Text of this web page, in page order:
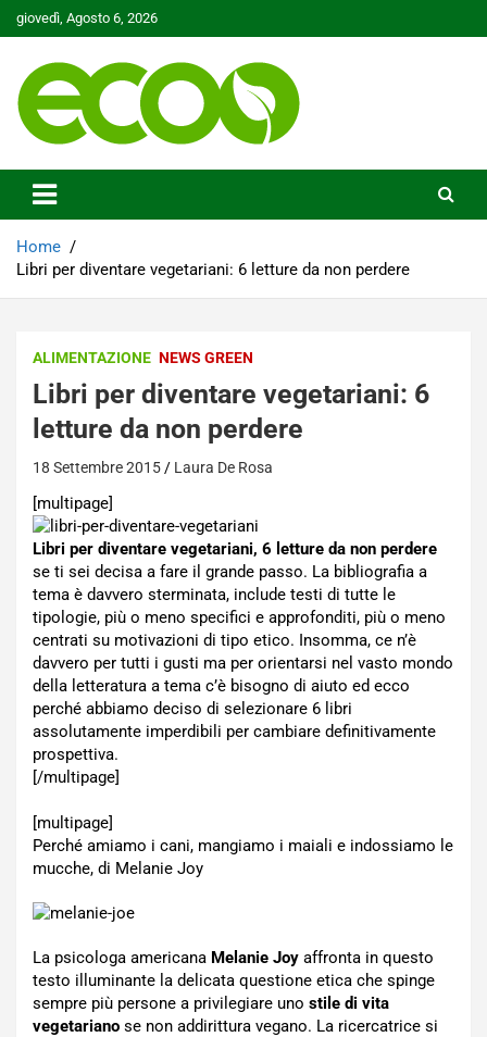
Skip
to
giovedì, Agosto 6, 2026
Ecoo.it
Home
Libri per diventare vegetariani: 6 letture da non perdere
ALIMENTAZIONE NEWS GREEN
Libri per diventare vegetariani: 6
letture da non perdere
18 Settembre 2015 Laura De Rosa
[multipage]
Libri per diventare vegetariani, 6 letture da non perdere
se ti sei decisa a fare il grande passo. La bibliografia a
tema è davvero sterminata, include testi di tutte le
tipologie, più o meno specifici e approfonditi, più o meno
centrati su motivazioni di tipo etico. Insomma, ce n’è
davvero per tutti i gusti ma per orientarsi nel vasto mondo
della letteratura a tema c’è bisogno di aiuto ed ecco
perché abbiamo deciso di selezionare 6 libri
assolutamente imperdibili per cambiare definitivamente
prospettiva.
[/multipage]
[multipage]
Perché amiamo i cani, mangiamo i maiali e indossiamo le
mucche, di Melanie Joy
La psicologa americana Melanie Joy affronta in questo
testo illuminante la delicata questione etica che spinge
sempre più persone a privilegiare uno stile di vita
vegetariano se non addirittura vegano. La ricercatrice si